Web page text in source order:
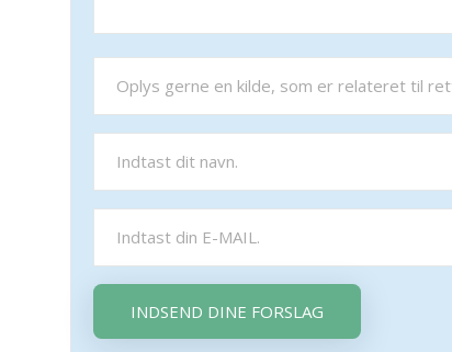
INDSEND DINE FORSLAG